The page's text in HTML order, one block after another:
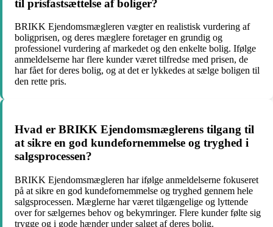
til prisfastsættelse af boliger?
BRIKK Ejendomsmægleren vægter en realistisk vurdering af
boligprisen, og deres mæglere foretager en grundig og
professionel vurdering af markedet og den enkelte bolig. Ifølge
anmeldelserne har flere kunder været tilfredse med prisen, de
har fået for deres bolig, og at det er lykkedes at sælge boligen til
den rette pris.
Hvad er BRIKK Ejendomsmæglerens tilgang til
at sikre en god kundefornemmelse og tryghed i
salgsprocessen?
BRIKK Ejendomsmægleren har ifølge anmeldelserne fokuseret
på at sikre en god kundefornemmelse og tryghed gennem hele
salgsprocessen. Mæglerne har været tilgængelige og lyttende
over for sælgernes behov og bekymringer. Flere kunder følte sig
trygge og i gode hænder under salget af deres bolig.